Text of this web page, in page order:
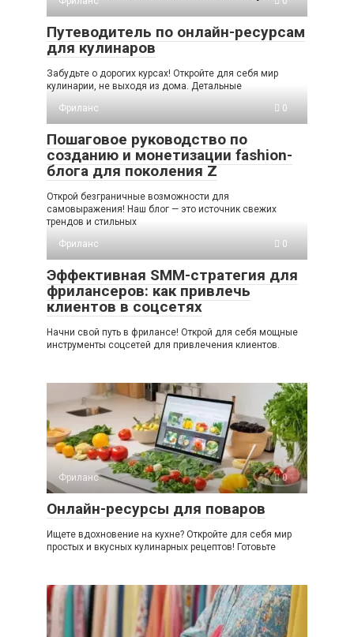
Путеводитель по онлайн-ресурсам
для кулинаров
Забудьте о дорогих курсах! Откройте для себя мир
кулинарии, не выходя из дома. Детальные
Фриланс
0
Пошаговое руководство по
созданию и монетизации fashion-
блога для поколения Z
Открой безграничные возможности для
самовыражения! Наш блог — это источник свежих
трендов и стильных
Фриланс
0
Эффективная SMM-стратегия для
фрилансеров: как привлечь
клиентов в соцсетях
Начни свой путь в фрилансе! Открой для себя мощные
инструменты соцсетей для привлечения клиентов.
Фриланс 0
Онлайн-ресурсы для поваров
Ищете вдохновение на кухне? Откройте для себя мир
простых и вкусных кулинарных рецептов! Готовьте